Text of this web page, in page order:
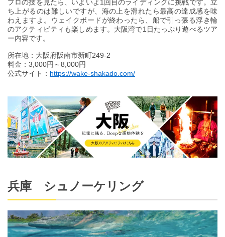
プロの技を見たら、いよいよ1回目のライディングに挑戦です。立
ち上がるのは難しいですが、海の上を滑れたら最高の達成感を味
わえますよ。ウェイクボードが終わったら、船で引っ張る浮き輪
のアクティビティも楽しめます。大阪湾で1日たっぷり遊べるツア
ー内容です。
所在地：大阪府阪南市新町249-2
料金：3,000円～8,000円
公式サイト： https://wake-shakado.com/
兵庫 シュノーケリング